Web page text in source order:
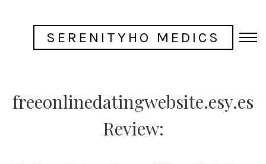
SERENITYHO MEDICS
freeonlinedatingwebsite.esy.es
Review: